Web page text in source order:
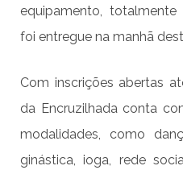
equipamento,
foi entregue na manhã
Com inscrições abertas
da Encruzilhada conta
modalidades, como
ginástica, ioga, rede